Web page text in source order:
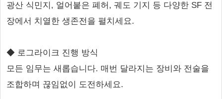
광산 식민지, 얼어붙은 폐허, 궤도 기지 등 다양한 SF 전
장에서 치열한 생존전을 펼치세요.
◆ 로그라이크 진행 방식
모든 임무는 새롭습니다. 매번 달라지는 장비와 전술을
조합하며 끊임없이 도전하세요.